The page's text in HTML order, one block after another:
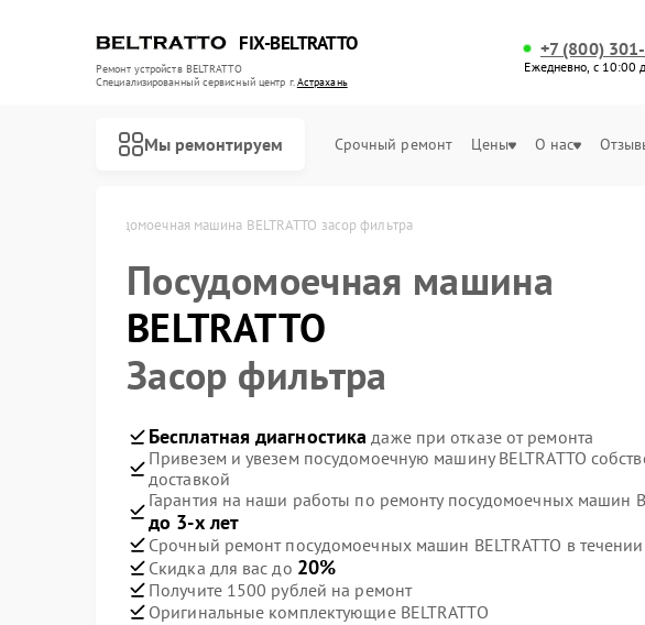
FIX-BELTRATTO
Ремонт устройств BELTRATTO
Специализированный cервисный центр г.Астрахань
+7 (800)
Ежедневно, с 10:00
Мы ремонтируем Срочный ремонт Цены О нас
Посудомоечная машина BELTRATTO засор фильтра
Посудомоечная машина
BELTRATTO
Засор фильтра
Бесплатная диагностика даже при отказе от ремонта
Привезем и увезем посудомоечную машину BELTRATTO
доставкой
Гарантия на наши работы по ремонту посудомоечных машин
до 3-х лет
Срочный ремонт посудомоечных машин BELTRATTO в течении
Скидка для вас до 20%
Получите 1500 рублей на ремонт
Оригинальные комплектующие BELTRATTO